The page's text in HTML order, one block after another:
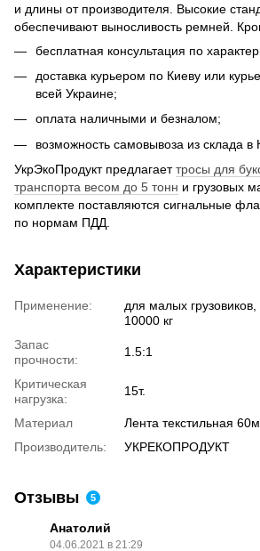
и длины от производителя. Высокие
обеспечивают выносливость ремней.
бесплатная консультация по
доставка курьером по Киеву или
всей Украине;
оплата наличными и безналом;
возможность самовывоза из склада в
УкрЭкоПродукт предлагаеттросы для
транспорта весом до 5 тонн и грузовых
комплекте поставляются сигнальные
по нормам ПДД.
Характеристики
Применение:
для малых
10000 кг
Запас
прочности:
1.5:1
Критическая
нагрузка:
15т.
Материал
Лента текстильная
Производитель:
УКРЕКОПРОДУКТ
Отзывы 5
Анатолий
04.06.2021 в 21:29